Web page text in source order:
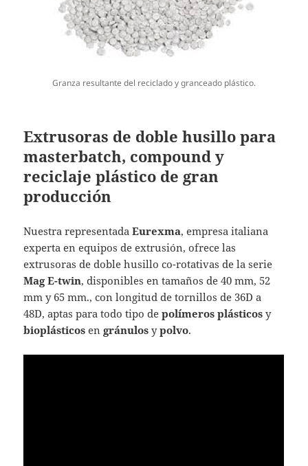
Granza resultante del reciclado y granceado plástico.
Extrusoras de doble husillo para
masterbatch, compound y
reciclaje plástico de gran
producción
Nuestra representadaEurexma, empresa italiana
experta en equipos de extrusión, ofrece las
extrusoras de doble husillo co-rotativas de la serie
Mag E-twin, disponibles en tamaños de 40 mm, 52
mm y 65 mm., con longitud de tornillos de 36D a
48D, aptas para todo tipo depolímeros plásticos y
bioplásticos engránulos ypolvo.